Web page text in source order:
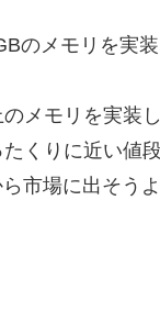
のメモリを実
メモリを実装
くりに近い値
市場に出そうよ